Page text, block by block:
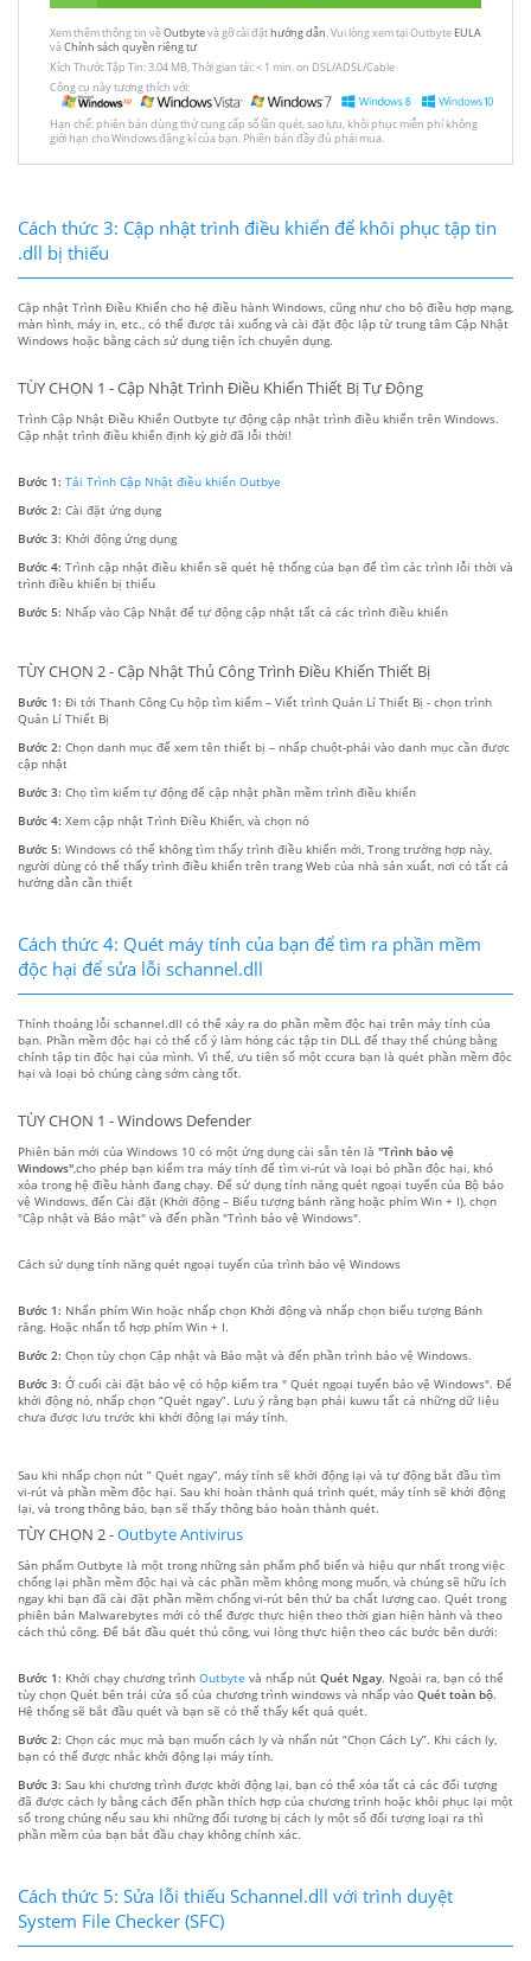
Xem thêm thông tin vềOutbytevà gỡ cài đặthướng dẫn. Vui lòng xem tại Outbyte EULA
vàChính sách quyền riêng tư
Kích Thước Tập Tin: 3.04 MB, Thời gian tải: < 1 min. on DSL/ADSL/Cable
Công cụ này tương thích với:
Hạn chế: phiên bản dùng thử cung cấp số lần quét, sao lưu, khôi phục miễn phí không
giới hạn cho Windows đăng kí của bạn. Phiên bản đầy đủ phải mua.
Cách thức 3: Cập nhật trình điều khiển để khôi phục tập tin
.dll bị thiếu
Cập nhật Trình Điều Khiển cho hệ điều hành Windows, cũng như cho bộ điều hợp mạng,
màn hình, máy in, etc., có thể được tải xuống và cài đặt độc lập từ trung tâm Cập Nhật
Windows hoặc bằng cách sử dụng tiện ích chuyên dụng.
TÙY CHỌN 1 - Cập Nhật Trình Điều Khiển Thiết Bị Tự Động
Trình Cập Nhật Điều Khiển Outbyte tự động cập nhật trình điều khiển trên Windows.
Cập nhật trình điều khiển định kỳ giờ đã lỗi thời!
Bước 1: Tải Trình Cập Nhật điều khiển Outbye
Bước 2: Cài đặt ứng dụng
Bước 3: Khởi động ứng dụng
Bước 4: Trình cập nhật điều khiển sẽ quét hệ thống của bạn để tìm các trình lỗi thời và
trình điều khiển bị thiếu
Bước 5: Nhấp vào Cập Nhật để tự động cập nhật tất cả các trình điều khiển
TÙY CHỌN 2 - Cập Nhật Thủ Công Trình Điều Khiển Thiết Bị
Bước 1: Đi tới Thanh Công Cụ hộp tìm kiếm – Viết trình Quản Lí Thiết Bị - chọn trình
Quản Lí Thiết Bị
Bước 2: Chọn danh mục để xem tên thiết bị – nhấp chuột-phải vào danh mục cần được
cập nhật
Bước 3: Chọ tìm kiếm tự động để cập nhật phần mềm trình điều khiển
Bước 4: Xem cập nhật Trình Điều Khiển, và chọn nó
Bước 5: Windows có thể không tìm thấy trình điều khiển mới, Trong trường hợp này,
người dùng có thể thấy trình điều khiển trên trang Web của nhà sản xuất, nơi có tất cả
hướng dẫn cần thiết
Cách thức 4: Quét máy tính của bạn để tìm ra phần mềm
độc hại để sửa lỗi schannel.dll
Thỉnh thoảng lỗi schannel.dll có thể xảy ra do phần mềm độc hại trên máy tính của
bạn. Phần mềm độc hại có thể cố ý làm hỏng các tập tin DLL để thay thế chúng bằng
chính tập tin độc hại của mình. Vì thế, ưu tiên số một ccura bạn là quét phần mềm độc
hại và loại bỏ chúng càng sớm càng tốt.
TÙY CHỌN 1 - Windows Defender
Phiên bản mới của Windows 10 có một ứng dụng cài sẵn tên là "Trình bảo vệ
Windows",cho phép bạn kiểm tra máy tính để tìm vi-rút và loại bỏ phần độc hại, khó
xóa trong hệ điều hành đang chạy. Để sử dụng tính năng quét ngoại tuyến của Bộ bảo
vệ Windows, đến Cài đặt (Khởi động – Biểu tượng bánh răng hoặc phím Win + I), chọn
"Cập nhật và Bảo mật" và đến phần "Trình bảo vệ Windows".
Cách sử dụng tính năng quét ngoại tuyến của trình bảo vệ Windows
Bước 1: Nhấn phím Win hoặc nhấp chọn Khởi động và nhấp chọn biểu tượng Bánh
răng. Hoặc nhấn tổ hợp phím Win + I.
Bước 2: Chọn tùy chọn Cập nhật và Bảo mật và đến phần trình bảo vệ Windows.
Bước 3: Ở cuối cài đặt bảo vệ có hộp kiểm tra " Quét ngoại tuyến bảo vệ Windows". Để
khởi động nó, nhấp chọn “Quét ngay”. Lưu ý rằng bạn phải kuwu tất cả những dữ liệu
chưa được lưu trước khi khởi động lại máy tính.
Sau khi nhấp chọn nút “ Quét ngay”, máy tính sẽ khởi động lại và tự động bắt đầu tìm
vi-rút và phần mềm độc hại. Sau khi hoàn thành quá trình quét, máy tính sẽ khởi động
lại, và trong thông báo, bạn sẽ thấy thông báo hoàn thành quét.
TÙY CHỌN 2 -Outbyte Antivirus
Sản phẩm Outbyte là một trong những sản phẩm phổ biến và hiệu qur nhất trong việc
chống lại phần mềm độc hại và các phần mềm không mong muốn, và chúng sẽ hữu ích
ngay khi bạn đã cài đặt phần mềm chống vi-rút bên thứ ba chất lượng cao. Quét trong
phiên bản Malwarebytes mới có thể được thực hiện theo thời gian hiện hành và theo
cách thủ công. Để bắt đầu quét thủ công, vui lòng thực hiện theo các bước bên dưới:
Bước 1: Khởi chạy chương trình Outbyte và nhấp nút Quét Ngay. Ngoài ra, bạn có thể
tùy chọn Quét bên trái cửa sổ của chương trình windows và nhấp vào Quét toàn bộ.
Hệ thống sẽ bắt đầu quét và bạn sẽ có thể thấy kết quả quét.
Bước 2: Chọn các mục mà bạn muốn cách ly và nhấn nút “Chọn Cách Ly”. Khi cách ly,
bạn có thể được nhắc khởi động lại máy tính.
Bước 3: Sau khi chương trình được khởi động lại, bạn có thể xóa tất cả các đối tượng
đã được cách ly bằng cách đến phần thích hợp của chương trình hoặc khôi phục lại một
số trong chúng nếu sau khi những đối tượng bị cách ly một số đối tượng loại ra thì
phần mềm của bạn bắt đầu chạy không chính xác.
Cách thức 5: Sửa lỗi thiếu Schannel.dll với trình duyệt
System File Checker (SFC)